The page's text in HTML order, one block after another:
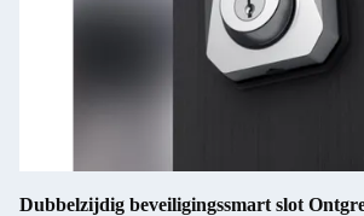
Dubbelzijdig beveiligingssmart slot